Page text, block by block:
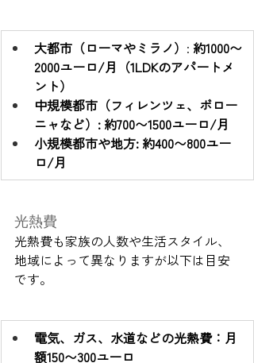
大都市（ローマやミラノ） : 約1000〜
2000ユーロ/月（1LDKのアパートメ
ント）
中規模都市（フィレンツェ、ボロー
ニャなど）: 約700〜1500ユーロ/月
小規模都市や地方: 約400〜800ユー
ロ/月
光熱費
光熱費も家族の人数や生活スタイル、
地域によって異なりますが以下は目安
です。
電気、ガス、水道などの光熱費：月
額150〜300ユーロ